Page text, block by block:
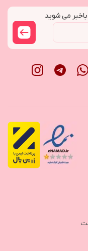
می شوید